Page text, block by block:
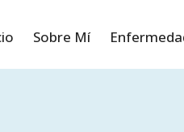
Sobre Mí